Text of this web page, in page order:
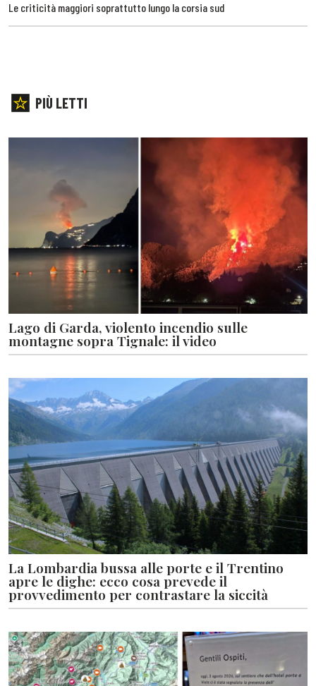
Le criticità maggiori soprattutto lungo la corsia sud
PIÙ LETTI
Lago di Garda, violento incendio sulle
montagne sopra Tignale: il video
La Lombardia bussa alle porte e il Trentino
apre le dighe: ecco cosa prevede il
provvedimento per contrastare la siccità